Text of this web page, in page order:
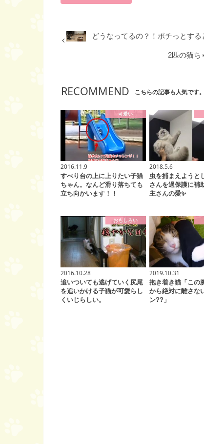
どうなってるの？！ポチっとす
2匹の猫ち
RECOMMEND こちらの記事も人気です。
可愛い
2016.11.9
すべり台の上に上りたい子猫
ちゃん。なんど滑り落ちても
立ち向かいます！！
2018.5.6
虫を捕まえようと
さんを過保護に補
主さんの愛✨
おもしろい
2016.10.28
追いついても逃げていく尻尾
を追いかける子猫が可愛らし
くいじらしい。
2019.10.31
抱き着き猫「この
から絶対に離さな
ン??」